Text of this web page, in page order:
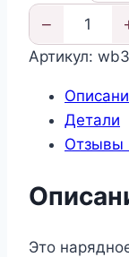
Количество
товара
детское
платье
−
Артикул:
Детали
Отзывы
Это